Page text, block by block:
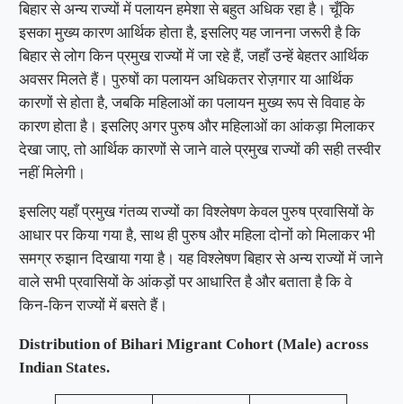
बिहार से अन्य राज्यों में पलायन हमेशा से बहुत अधिक रहा है। चूँकि
इसका मुख्य कारण आर्थिक होता है, इसलिए यह जानना जरूरी है कि
बिहार से लोग किन प्रमुख राज्यों में जा रहे हैं, जहाँ उन्हें बेहतर आर्थिक
अवसर मिलते हैं। पुरुषों का पलायन अधिकतर रोज़गार या आर्थिक
कारणों से होता है, जबकि महिलाओं का पलायन मुख्य रूप से विवाह के
कारण होता है। इसलिए अगर पुरुष और महिलाओं का आंकड़ा मिलाकर
देखा जाए, तो आर्थिक कारणों से जाने वाले प्रमुख राज्यों की सही तस्वीर
नहीं मिलेगी।
इसलिए यहाँ प्रमुख गंतव्य राज्यों का विश्लेषण केवल पुरुष प्रवासियों के
आधार पर किया गया है, साथ ही पुरुष और महिला दोनों को मिलाकर भी
समग्र रुझान दिखाया गया है। यह विश्लेषण बिहार से अन्य राज्यों में जाने
वाले सभी प्रवासियों के आंकड़ों पर आधारित है और बताता है कि वे
किन-किन राज्यों में बसते हैं।
Distribution of Bihari Migrant Cohort (Male) across
Indian States.